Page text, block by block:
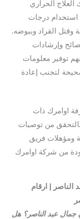
العلاج الحراري
استخدام درجات
وقتل القراد وبيوضه.
وإرشادات
توفير معلومات
لتجنب إعادة
اوامرك ذات
من توصيات
ومؤهلات فريق
من شركة اوامرك
| ارقام
عبد الناصر؟ هل